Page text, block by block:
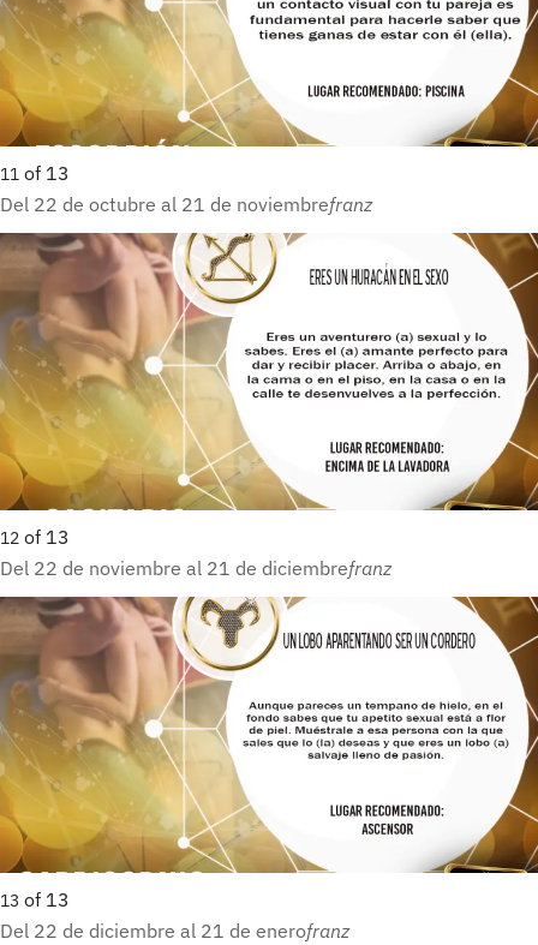
11 of 13
Del 22 de octubre al 21 de noviembrefranz
12 of 13
Del 22 de noviembre al 21 de diciembrefranz
13 of 13
Del 22 de diciembre al 21 de enerofranz